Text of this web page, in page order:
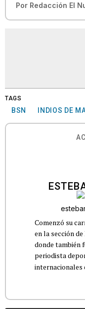
Por Redacción El
TAGS
BSN INDIOS DE
Comenzó su
en la sección
donde también
periodista
internacionales